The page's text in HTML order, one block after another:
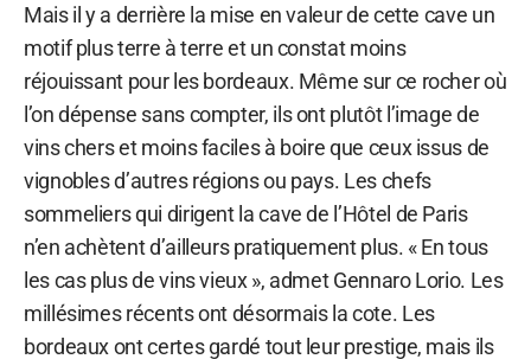
Mais il y a derrière la mise en valeur de cette cave un
motif plus terre à terre et un constat moins
réjouissant pour les bordeaux. Même sur ce rocher où
l’on dépense sans compter, ils ont plutôt l’image de
vins chers et moins faciles à boire que ceux issus de
vignobles d’autres régions ou pays. Les chefs
sommeliers qui dirigent la cave de l’Hôtel de Paris
n’en achètent d’ailleurs pratiquement plus. « En tous
les cas plus de vins vieux », admet Gennaro Lorio. Les
millésimes récents ont désormais la cote. Les
bordeaux ont certes gardé tout leur prestige, mais ils